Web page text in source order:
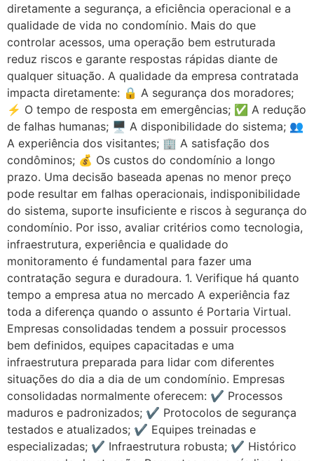
diretamente a segurança, a eficiência operacional e a
qualidade de vida no condomínio. Mais do que
controlar acessos, uma operação bem estruturada
reduz riscos e garante respostas rápidas diante de
qualquer situação. A qualidade da empresa contratada
impacta diretamente: 🔒 A segurança dos moradores;
⚡ O tempo de resposta em emergências; ✅ A redução
de falhas humanas; 🖥️ A disponibilidade do sistema; 👥
A experiência dos visitantes; 🏢 A satisfação dos
condôminos; 💰 Os custos do condomínio a longo
prazo. Uma decisão baseada apenas no menor preço
pode resultar em falhas operacionais, indisponibilidade
do sistema, suporte insuficiente e riscos à segurança do
condomínio. Por isso, avaliar critérios como tecnologia,
infraestrutura, experiência e qualidade do
monitoramento é fundamental para fazer uma
contratação segura e duradoura. 1. Verifique há quanto
tempo a empresa atua no mercado A experiência faz
toda a diferença quando o assunto é Portaria Virtual.
Empresas consolidadas tendem a possuir processos
bem definidos, equipes capacitadas e uma
infraestrutura preparada para lidar com diferentes
situações do dia a dia de um condomínio. Empresas
consolidadas normalmente oferecem: ✔️ Processos
maduros e padronizados; ✔️ Protocolos de segurança
testados e atualizados; ✔️ Equipes treinadas e
especializadas; ✔️ Infraestrutura robusta; ✔️ Histórico